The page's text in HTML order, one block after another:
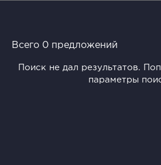
Всего 0 предложений
Поиск не дал результатов.
параметры